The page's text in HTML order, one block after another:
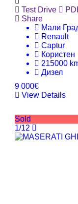
Test Drive
Share
Мали
Renault
Captur
Користен
215000
Дизел
9 000€
View Details
Sold
1/12